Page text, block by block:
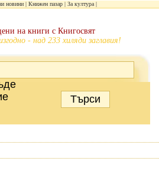
новини Книжен пазар За култура
- над 233 хиляди заглавия!